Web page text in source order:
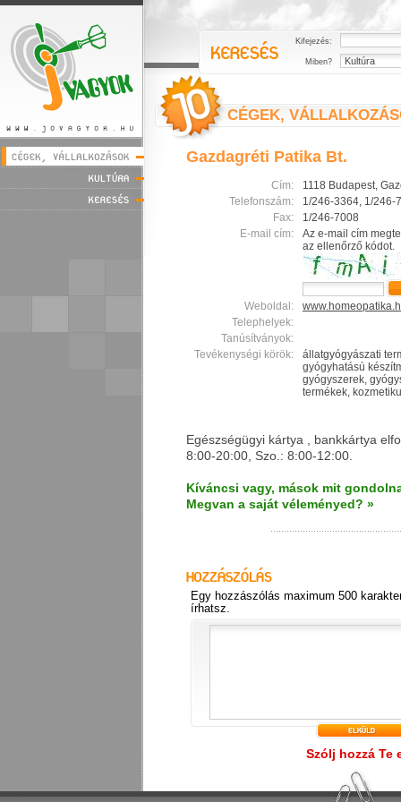
Kifejezés:
Miben?
CÉGEK,
Gazdagréti Patika Bt.
Cím:
1118 Budapest,
Telefonszám:
1/246-3364, 1/246-
Fax:
1/246-7008
E-mail cím:
Az e-mail cím
az ellenőrző kódot.
Weboldal:
Telephelyek:
Tanúsítványok:
Tevékenységi körök:
állatgyógyászati
gyógyhatású
gyógyszerek,
termékek,
Egészségügyi kártya , bankkártya
8:00-20:00, Szo.: 8:00-12:00.
Kíváncsi vagy, mások mit
Megvan a saját véleményed? »
Egy hozzászólás maximum 500
írhatsz.
Szólj hozzá Te